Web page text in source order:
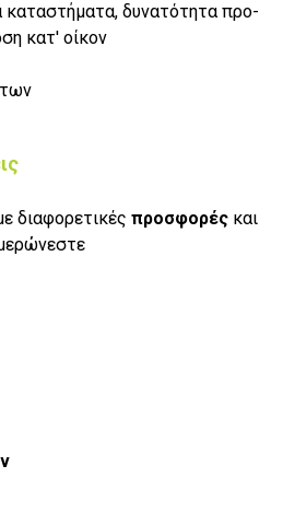
καταστήματα, δυνατότητα προ-
κατ' οίκον
διαφορετικές προσφορές και